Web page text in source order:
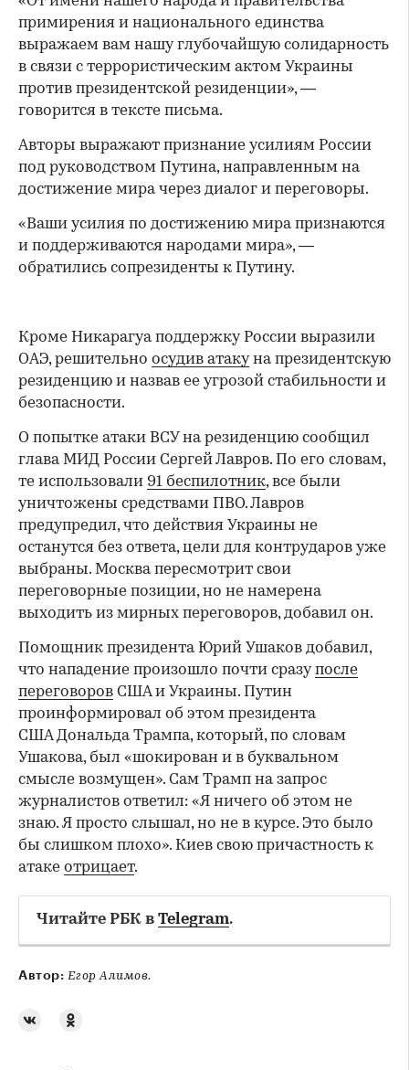
примирения и национального единства
выражаем вам нашу глубочайшую солидарность
в связи с террористическим актом Украины
против президентской резиденции», —
говорится в тексте письма.
Авторы выражают признание усилиям России
под руководством Путина, направленным на
достижение мира через диалог и переговоры.
«Ваши усилия по достижению мира признаются
и поддерживаются народами мира», —
обратились сопрезиденты к Путину.
Кроме Никарагуа поддержку России выразили
ОАЭ, решительно осудив атакуна президентскую
резиденцию и назвав ее угрозой стабильности и
безопасности.
О попытке атаки ВСУ на резиденцию сообщил
глава МИД России Сергей Лавров. По его словам,
те использовали 91 беспилотник, все были
уничтожены средствами ПВО. Лавров
предупредил, что действия Украины не
останутся без ответа, цели для контрударов уже
выбраны. Москва пересмотрит свои
переговорные позиции, но не намерена
выходить из мирных переговоров, добавил он.
Помощник президента Юрий Ушаков добавил,
что нападение произошло почти сразупосле
переговоров США и Украины. Путин
проинформировал об этом президента
США Дональда Трампа, который, по словам
Ушакова, был «шокирован и в буквальном
смысле возмущен». Сам Трамп на запрос
журналистов ответил: «Я ничего об этом не
знаю. Я просто слышал, но не в курсе. Это было
бы слишком плохо». Киев свою причастность к
атаке отрицает.
Читайте РБК в Telegram.
Автор: Егор Алимов.